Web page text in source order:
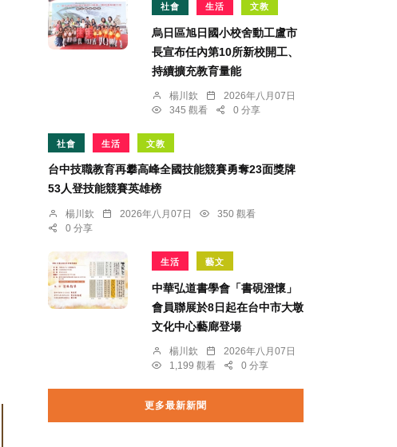
社會 生活 文教
烏日區旭日國小校舍動工盧市
長宣布任內第10所新校開工、
持續擴充教育量能
楊川欽
2026年八月07日
345 觀看
0 分享
社會 生活 文教
台中技職教育再攀高峰全國技能競賽勇奪23面獎牌
53人登技能競賽英雄榜
楊川欽 2026年八月07日
350 觀看
0 分享
生活 藝文
中華弘道書學會「書硯澄懷」
會員聯展於8日起在台中市大墩
文化中心藝廊登場
楊川欽
2026年八月07日
1,199 觀看
0 分享
更多最新新聞